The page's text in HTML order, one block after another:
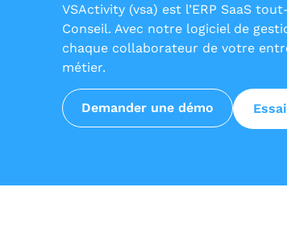
VSActivity (vsa) est l’ERP SaaS
Conseil. Avec notre logiciel de
chaque collaborateur de votre
métier.
Demander une démo